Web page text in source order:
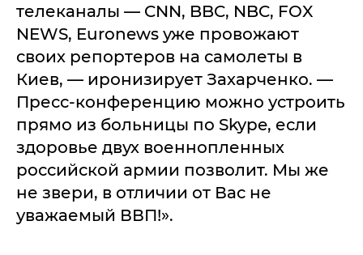
телеканалы — CNN, BBC, NBC, FOX
NEWS, Euronews уже провожают
своих репортеров на самолеты в
Киев, — иронизирует Захарченко. —
Пресс-конференцию можно устроить
прямо из больницы по Skype, если
здоровье двух военнопленных
российской армии позволит. Мы же
не звери, в отличии от Вас не
уважаемый ВВП!».